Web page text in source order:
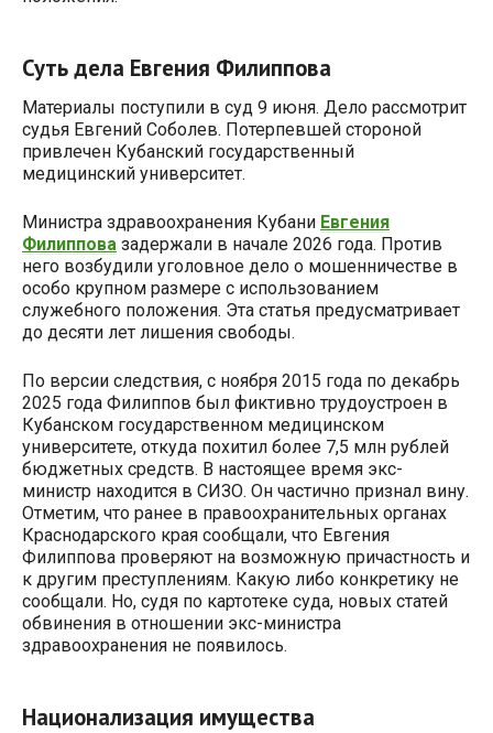
Суть дела Евгения Филиппова
Материалы поступили в суд 9 июня. Дело рассмотрит
судья Евгений Соболев. Потерпевшей стороной
привлечен Кубанский государственный
медицинский университет.
Министра здравоохранения Кубани Евгения
Филиппова задержали в начале 2026 года. Против
него возбудили уголовное дело о мошенничестве в
особо крупном размере с использованием
служебного положения. Эта статья предусматривает
до десяти лет лишения свободы.
По версии следствия, с ноября 2015 года по декабрь
2025 года Филиппов был фиктивно трудоустроен в
Кубанском государственном медицинском
университете, откуда похитил более 7,5 млн рублей
бюджетных средств. В настоящее время экс-
министр находится в СИЗО. Он частично признал вину.
Отметим, что ранее в правоохранительных органах
Краснодарского края сообщали, что Евгения
Филиппова проверяют на возможную причастность и
к другим преступлениям. Какую либо конкретику не
сообщали. Но, судя по картотеке суда, новых статей
обвинения в отношении экс-министра
здравоохранения не появилось.
Национализация имущества